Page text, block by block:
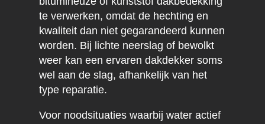
te verwerken, omdat de hechting en
kwaliteit dan niet gegarandeerd kunnen
worden. Bij lichte neerslag of bewolkt
weer kan een ervaren dakdekker soms
wel aan de slag, afhankelijk van het
type reparatie.
Voor noodsituaties waarbij water actief